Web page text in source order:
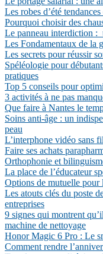
Les robes d’été
Pourquoi choisir des
Le panneau interdiction :
Les Fondamentaux de la
Les secrets pour réussir
Spéléologie pour
pratiques
Top 5 conseils pour
3 activités à ne pas
Que faire à Nantes le
Soins anti-âge : un
peau
L’interphone vidéo sans
Faire ses achats
Orthophonie et
La place de l’éducateur
Options de mutuelle pour
Les atouts clés du poste
entreprises
9 signes qui montrent
machine de nettoyage
Honor Magic 6 Pro : Le
Comment rendre